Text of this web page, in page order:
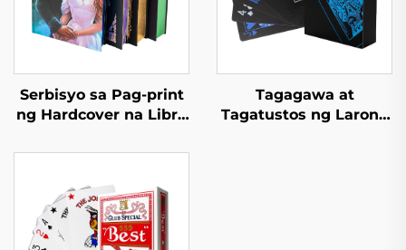
Serbisyo sa Pag-print
ng Hardcover na Libro
Pasadyang Pag-print
Nobela na may
Sprayed Edges
Tagagawa at
Tagatustos ng Larong